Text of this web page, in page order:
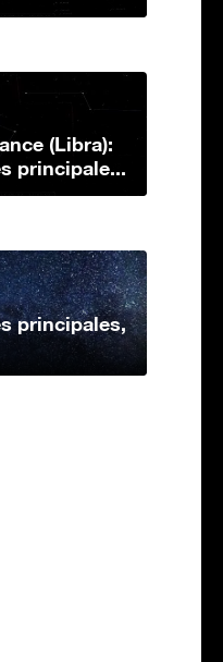
(Libra):
principale...
principales,